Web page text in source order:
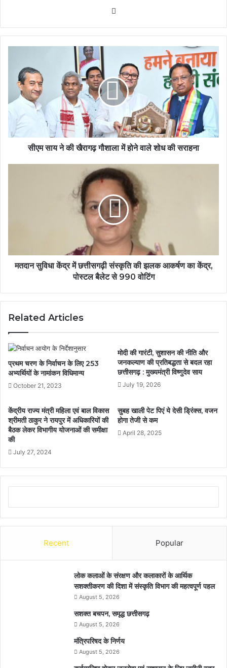
सीएम साय ने की खैरागढ़ गौशाला में होने वाले शोध की सराहना
मतदान सुविधा केंद्र में छत्तीसगढ़ी संस्कृति की झलक आकर्षण का केंद्र,
पोस्टल बैलेट से 990 वोटिंग
Related Articles
प्रथम चरण के निर्वाचन के लिए 253
अभ्यर्थियों के नामांकन विधिमान्य
October 21, 2023
मोदी की गारंटी, सुशासन की नीति और
जनकल्याण की प्रतिबद्धता से बदल रहा
छत्तीसगढ़ : मुख्यमंत्री विष्णुदेव साय
July 19, 2026
केंद्रीय राज्य मंत्री महिला एवं बाल विकास
श्रीमती ठाकुर ने रायपुर में अधिकारियों की
बैठक लेकर विभागीय योजनाओं की समीक्षा
की
July 27, 2024
सुबह खाली पेट पिएं ये देसी ड्रिंक्स, वजन
होगा तेजी से कम
April 28, 2025
Recent Popular
लोक कलाओं के संरक्षण और कलाकारों के आर्थिक
सशक्तीकरण की दिशा में संस्कृति विभाग की महत्वपूर्ण पहल
August 5, 2026
सशक्त बचपन, समृद्ध छत्तीसगढ़
August 5, 2026
मंत्रिपरिषद के निर्णय
August 5, 2026